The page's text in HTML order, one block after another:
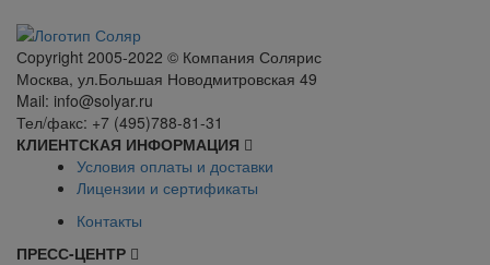
Сopyright 2005-2022 © Компания Солярис
Москва, ул.Большая Новодмитровская 49
Mail: info@solyar.ru
Тел/факс: +7 (495)788-81-31
КЛИЕНТСКАЯ ИНФОРМАЦИЯ
Условия оплаты и доставки
Лицензии и сертификаты
Контакты
ПРЕСС-ЦЕНТР